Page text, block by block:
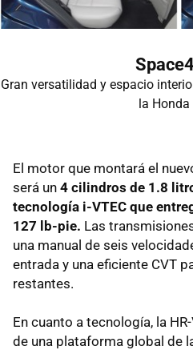
Gran versatilidad y espacio
la Honda
El motor que montará el
será un 4 cilindros de 1.8
tecnología i-VTEC que
127 lb-pie. Las
una manual de seis
entrada y una eficiente CVT
restantes.
En cuanto a tecnología, la
de una plataforma global de